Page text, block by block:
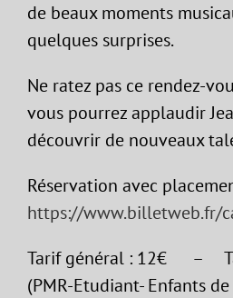
de beaux moments
quelques surprises.
Ne ratez pas ce rendez-
vous pourrez applaudir
découvrir de nouveaux
Réservation avec
https://www.billetweb.fr/
Tarif général : 12€ –
(PMR-Etudiant- Enfants